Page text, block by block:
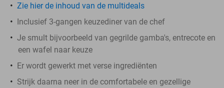
Zie hier de inhoud van de multideals
Inclusief 3-gangen keuzediner van de chef
Je smult bijvoorbeeld van gegrilde gamba's, entrecote en
een wafel naar keuze
Er wordt gewerkt met verse ingrediënten
Strijk daarna neer in de comfortabele en gezellige